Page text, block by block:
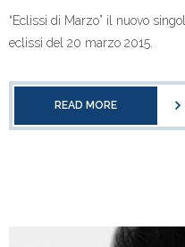
“Eclissi di Marzo” il nuovo
eclissi del 20 marzo 2015.
READ MORE